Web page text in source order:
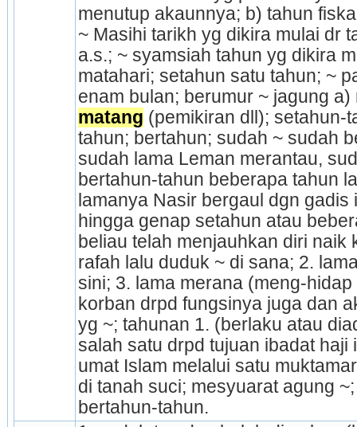
menutup akaunnya; b) tahun
~ Masihi tarikh yg dikira mulai dr
a.s.; ~ syamsiah tahun yg dikira
matahari; setahun satu tahun; ~
enam bulan; berumur ~ jagung
matang (pemikiran dll); setahun-
tahun; bertahun; sudah ~ sudah
sudah lama Leman merantau,
bertahun-tahun beberapa tahun
lamanya Nasir bergaul dgn
hingga genap setahun atau
beliau telah men­jauh­kan diri naik
rafah lalu duduk ~ di sana; 2.
sini; 3. lama merana (meng-
korban drpd fungsi­nya juga dan
yg ~; tahunan 1. (berlaku atau
salah satu drpd tujuan ibadat haji
umat Islam melalui satu
di tanah suci; mesyuarat agung
bertahun-tahun.